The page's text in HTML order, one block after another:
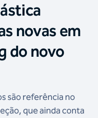
novas em
do novo
são referência no
que ainda conta